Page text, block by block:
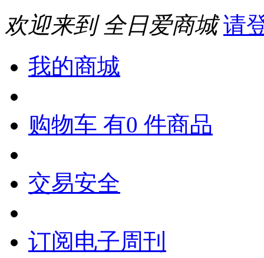
欢迎来到 全日爱商城 请
我的商城
购物车 有0 件商品
交易安全
订阅电子周刊